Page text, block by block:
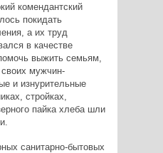
комендантский
покидать
а их труд
в качестве
выжить семьям,
мужчин-
и изнурительные
стройках,
пайка хлеба шли
санитарно-бытовых